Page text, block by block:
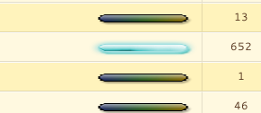
13
652
1
46